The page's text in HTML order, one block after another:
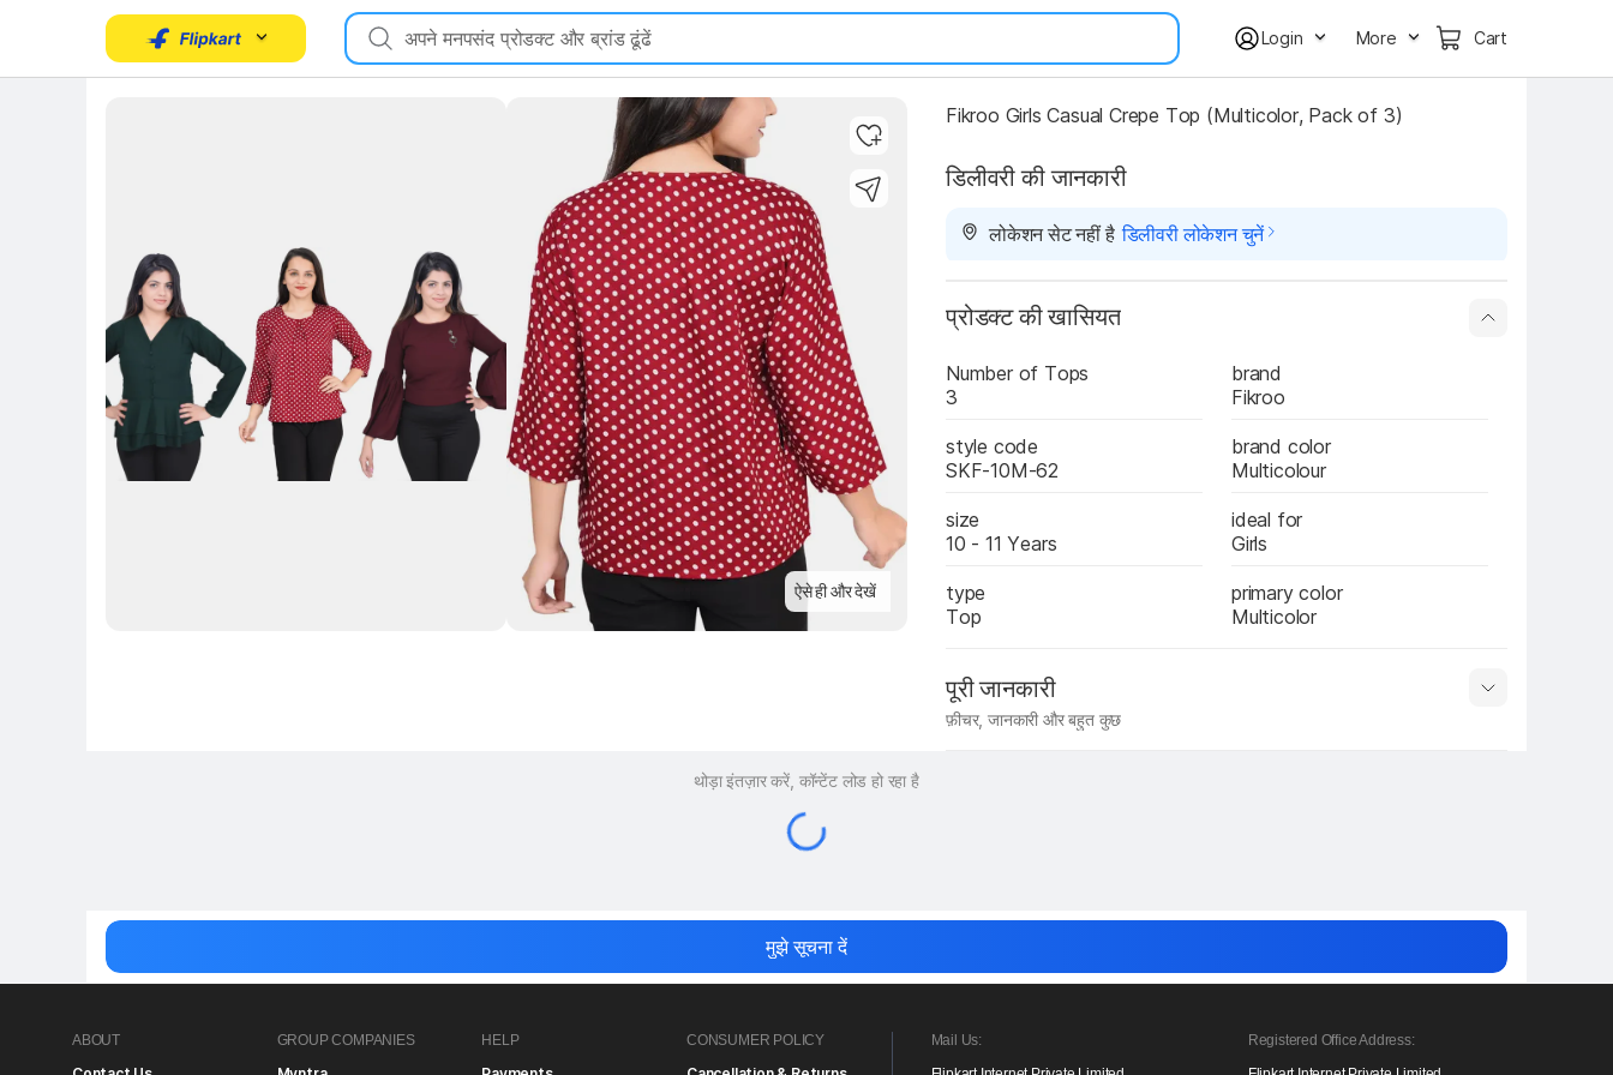
Login More Cart
Key Highlights
ऐसे ही और देखें
Fikroo Girls Casual Crepe Top (Multicolor, Pack of 3)
डिलीवरी की जानकारी
लोकेशन सेट नहीं है डिलीवरी लोकेशन चुनें
प्रोडक्ट की खासियत
Number of Tops
3
brand
Fikroo
style code
SKF-10M-62
brand color
Multicolour
size
10 - 11 Years
ideal for
Girls
type
Top
primary color
Multicolor
पूरी जानकारी
फ़ीचर, जानकारी और बहुत कुछ
थोड़ा इंतज़ार करें, कॉन्टेंट लोड हो रहा है
मुझे सूचना दें
ABOUT GROUP COMPANIES HELP CONSUMER POLICY
Mail Us:
Registered Office Address: